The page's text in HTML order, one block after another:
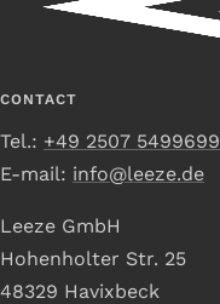
CONTACT
Tel.: +49 2507 5499699
E-mail: info@leeze.de
Leeze GmbH
Hohenholter Str. 25
48329 Havixbeck